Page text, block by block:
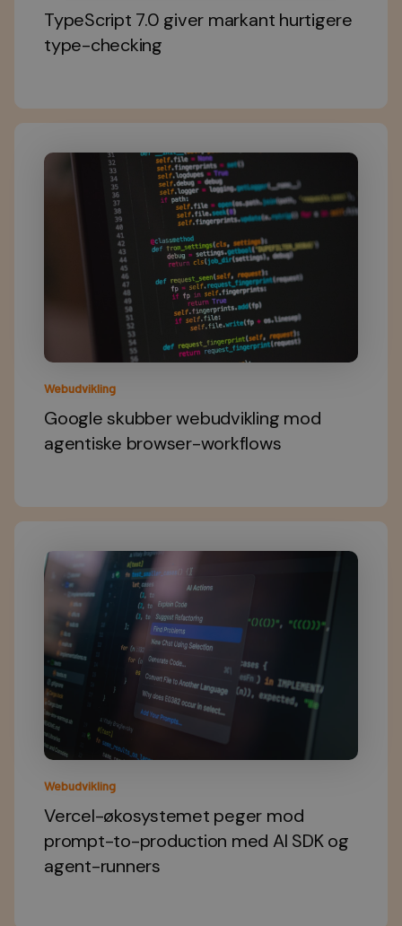
TypeScript 7.0 giver markant hurtigere
type-checking
Webudvikling
Google skubber webudvikling mod
agentiske browser-workflows
Webudvikling
Vercel-økosystemet peger mod
prompt-to-production med AI SDK og
agent-runners